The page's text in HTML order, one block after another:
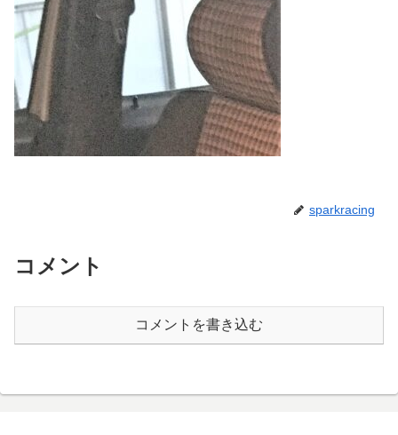
sparkracing
コメント
コメントを書き込む